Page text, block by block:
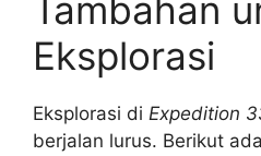
Tambahan
Eksplorasi
Eksplorasi di Expedition
berjalan lurus. Berikut